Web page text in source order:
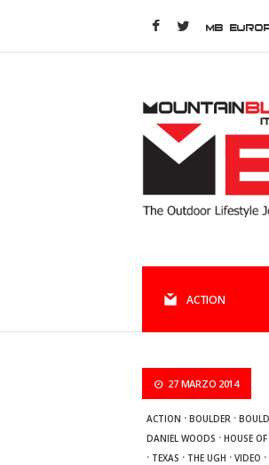
MB
ACTION
27 MARZO 2014
ACTION · BOULDER ·
DANIEL WOODS · HOUSE
· TEXAS · THE UGH · VIDEO ·